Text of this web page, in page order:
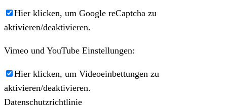
Hier klicken, um Google reCaptcha zu
aktivieren/deaktivieren.
Vimeo und YouTube Einstellungen:
Hier klicken, um Videoeinbettungen zu
aktivieren/deaktivieren.
Datenschutzrichtlinie